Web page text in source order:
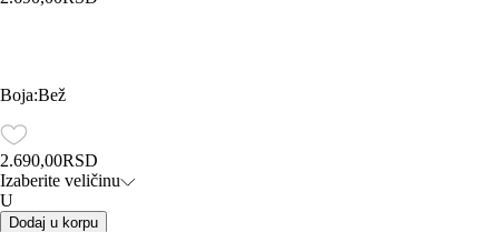
Boja:Bež
2.690,00RSD
Izaberite veličinu
U
Dodaj u korpu